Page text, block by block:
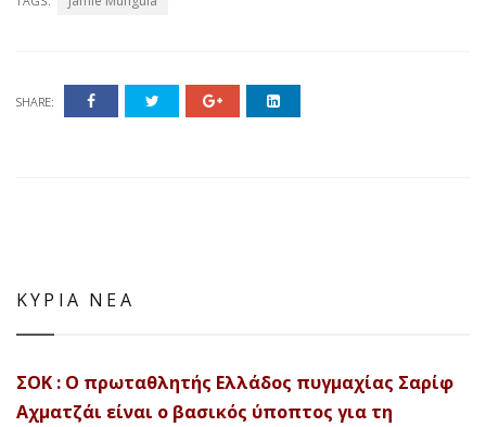
SHARE:
ΚΥΡΙΑ ΝΕΑ
ΣΟΚ : Ο πρωταθλητής Ελλάδος πυγμαχίας Σαρίφ
Αχματζάι είναι ο βασικός ύποπτος για τη